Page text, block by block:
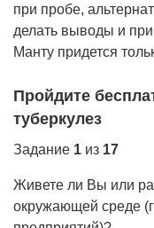
при пробе,
делать выводы и
Манту придется
Пройдите
туберкулез
Задание 1 из 17
Живете ли Вы или
окружающей среде